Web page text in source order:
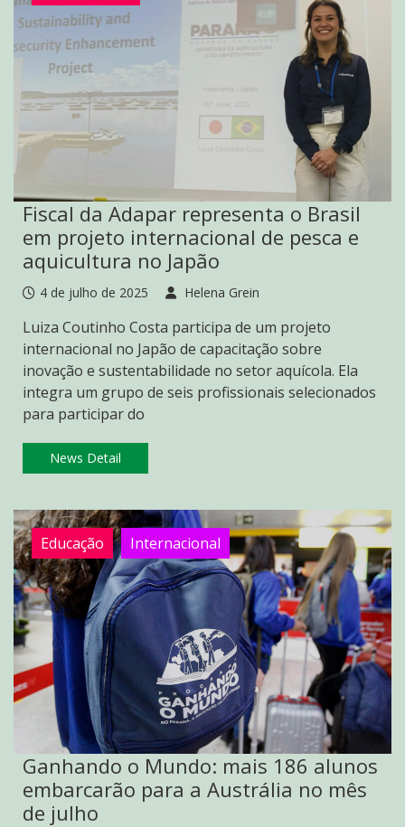
Fiscal da Adapar representa o Brasil
em projeto internacional de pesca e
aquicultura no Japão
4 de julho de 2025 Helena Grein
Luiza Coutinho Costa participa de um projeto
internacional no Japão de capacitação sobre
inovação e sustentabilidade no setor aquícola. Ela
integra um grupo de seis profissionais selecionados
para participar do
News Detail
Educação Internacional
Ganhando o Mundo: mais 186 alunos
embarcarão para a Austrália no mês
de julho